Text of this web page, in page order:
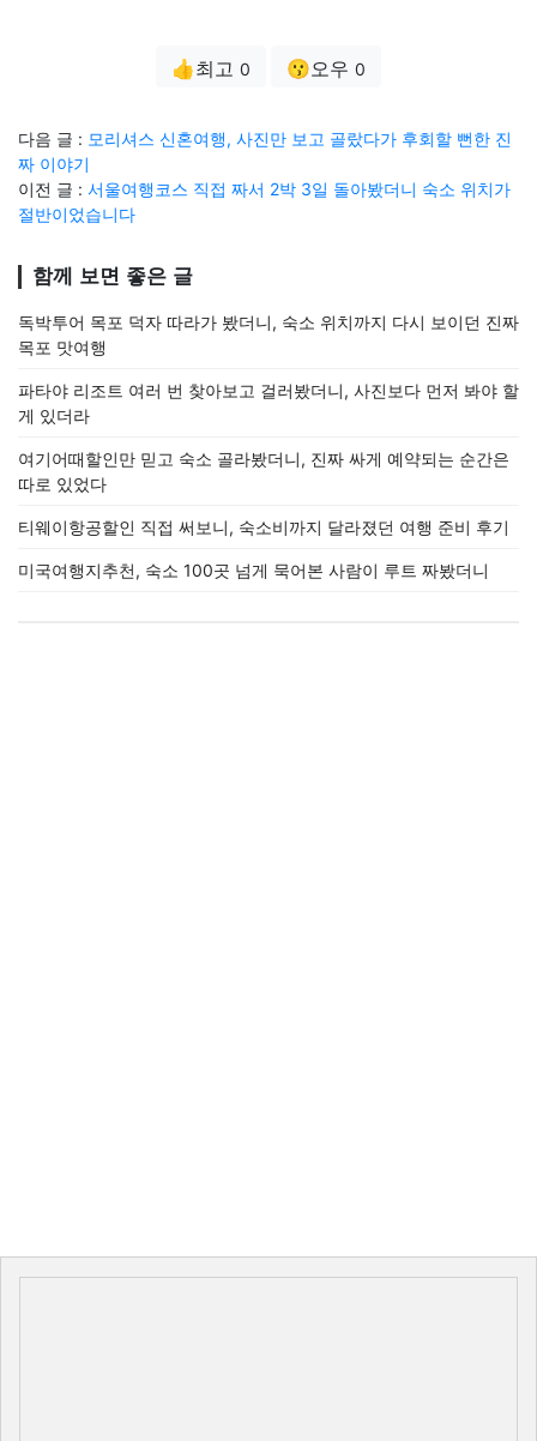
👍최고 0 😗오우 0
다음 글 : 모리셔스 신혼여행, 사진만 보고 골랐다가 후회할 뻔한 진
짜 이야기
이전 글 : 서울여행코스 직접 짜서 2박 3일 돌아봤더니 숙소 위치가
절반이었습니다
함께 보면 좋은 글
독박투어 목포 덕자 따라가 봤더니, 숙소 위치까지 다시 보이던 진짜
목포 맛여행
파타야 리조트 여러 번 찾아보고 걸러봤더니, 사진보다 먼저 봐야 할
게 있더라
여기어때할인만 믿고 숙소 골라봤더니, 진짜 싸게 예약되는 순간은
따로 있었다
티웨이항공할인 직접 써보니, 숙소비까지 달라졌던 여행 준비 후기
미국여행지추천, 숙소 100곳 넘게 묵어본 사람이 루트 짜봤더니